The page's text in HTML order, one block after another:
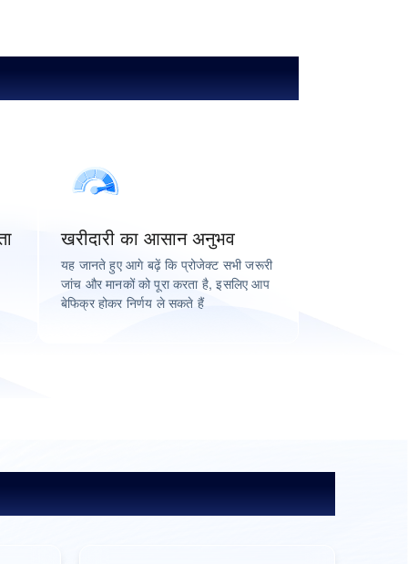
खरीदारी का आसान अनुभव
यह जानते हुए आगे बढ़ें कि प्रोजेक्ट सभी जरूरी
जांच और मानकों को पूरा करता है, इसलिए आप
बेफिक्र होकर निर्णय ले सकते हैं